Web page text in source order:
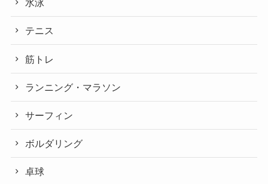
水泳
テニス
筋トレ
ランニング・マラソン
サーフィン
ボルダリング
卓球